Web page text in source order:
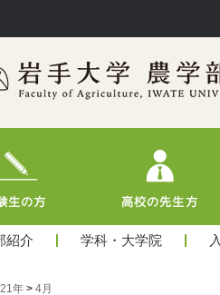
紹介 学科・大学院
年 > 4月